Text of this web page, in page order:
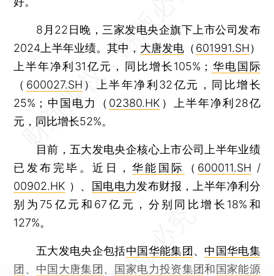
8月22日晚，三家发电央企旗下上市公司发布
2024上半年业绩。其中， 大唐发电 （ 601991.SH）
上半年净利31亿元，同比增长105%； 华电国际
（ 600027.SH ）上半年净利32亿元，同比增长
25%；中国电力（ 02380.HK ）上半年净利28亿
元，同比增长52%。
目前，五大发电央企核心上市公司上半年业绩
已发布完毕。近日， 华能国际 （ 600011.SH /
00902.HK ）、 国电电力发布财报，上半年净利分
别为75亿元和67亿元，分别同比增长18%和
127%。
五大发电央企包括中国华能集团、 中国华电集
团 、 中国大唐集团、 国家电力投资集团和国家能源